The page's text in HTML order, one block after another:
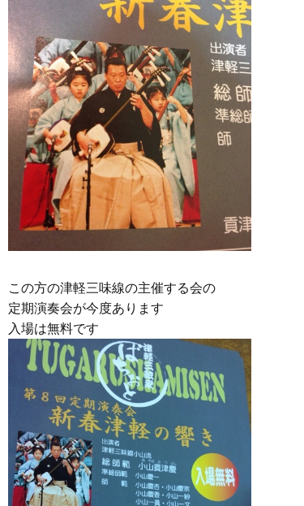
この方の津軽三味線の主催する会の
定期演奏会が今度あります
入場は無料です